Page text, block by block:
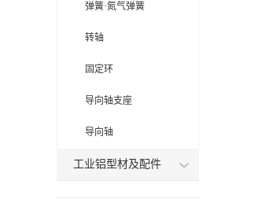
弹簧·氮气弹簧
转轴
固定环
导向轴支座
导向轴
工业铝型材及配件